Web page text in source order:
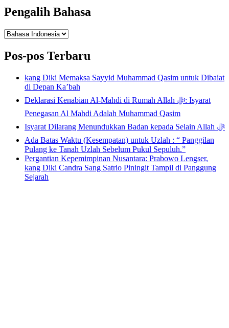
Pengalih Bahasa
Pengalih
Pos-pos Terbaru
kang Diki Memaksa Sayyid Muhammad Qasim untuk Dibaiat
di Depan Ka’bah
Deklarasi Kenabian Al-Mahdi di Rumah Allah ﷻ: Isyarat
Penegasan Al Mahdi Adalah Muhammad Qasim
Isyarat Dilarang Menundukkan Badan kepada Selain Allah ﷻ
Ada Batas Waktu (Kesempatan) untuk Uzlah : “ Panggilan
Pulang ke Tanah Uzlah Sebelum Pukul Sepuluh.”
Pergantian Kepemimpinan Nusantara: Prabowo Lengser,
kang Diki Candra Sang Satrio Piningit Tampil di Panggung
Sejarah